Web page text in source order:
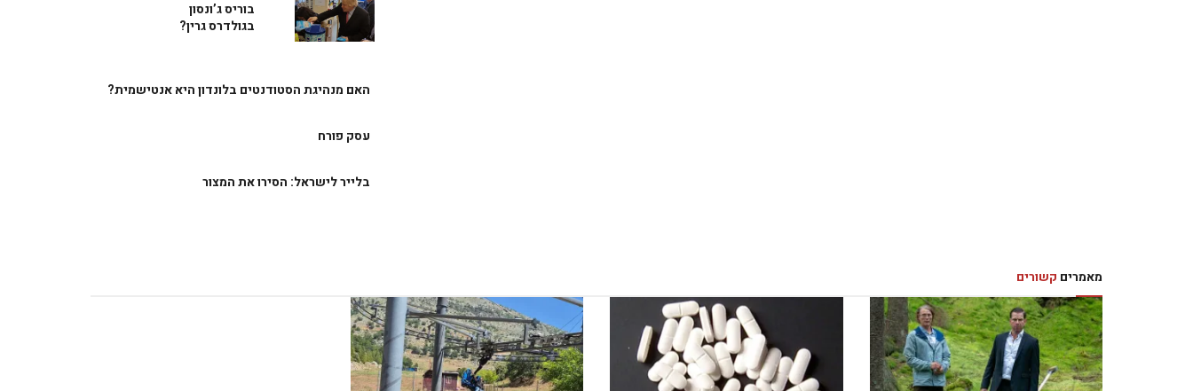
בוריס ג’ונסון
בגולדרס גרין?
האם מנהיגת הסטודנטים בלונדון היא אנטישמית?
עסק פורח
בלייר לישראל: הסירו את המצור
מאמרים קשורים